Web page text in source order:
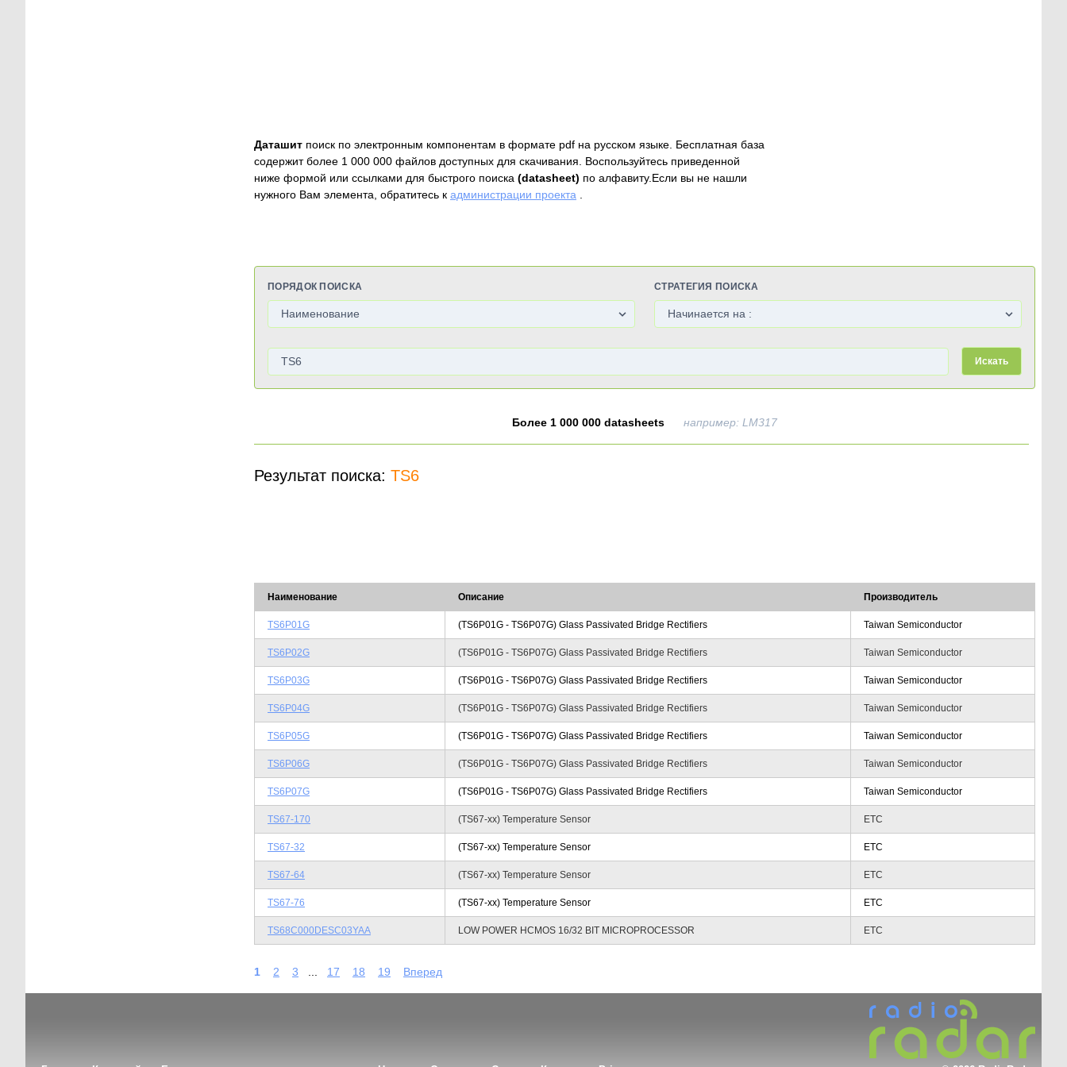
Даташит поиск по электронным компонентам в формате pdf на русском языке. Бесплатная база
содержит более 1 000 000 файлов доступных для скачивания. Воспользуйтесь приведенной
ниже формой или ссылками для быстрого поиска (datasheet) по алфавиту.Если вы не нашли
нужного Вам элемента, обратитесь к администрации проекта .
ПОРЯДОК ПОИСКА СТРАТЕГИЯ ПОИСКА
Искать
Более 1 000 000 datasheets например: LM317
Результат поиска: TS6
Наименование Описание Производитель
TS6P01G (TS6P01G - TS6P07G) Glass Passivated Bridge Rectifiers Taiwan Semiconductor
TS6P02G (TS6P01G - TS6P07G) Glass Passivated Bridge Rectifiers Taiwan Semiconductor
TS6P03G (TS6P01G - TS6P07G) Glass Passivated Bridge Rectifiers Taiwan Semiconductor
TS6P04G (TS6P01G - TS6P07G) Glass Passivated Bridge Rectifiers Taiwan Semiconductor
TS6P05G (TS6P01G - TS6P07G) Glass Passivated Bridge Rectifiers Taiwan Semiconductor
TS6P06G (TS6P01G - TS6P07G) Glass Passivated Bridge Rectifiers Taiwan Semiconductor
TS6P07G (TS6P01G - TS6P07G) Glass Passivated Bridge Rectifiers Taiwan Semiconductor
TS67-170 (TS67-xx) Temperature Sensor ETC
TS67-32 (TS67-xx) Temperature Sensor ETC
TS67-64 (TS67-xx) Temperature Sensor ETC
TS67-76 (TS67-xx) Temperature Sensor ETC
TS68C000DESC03YAA LOW POWER HCMOS 16/32 BIT MICROPROCESSOR ETC
1 2 3 ... 17 18 19 Вперед